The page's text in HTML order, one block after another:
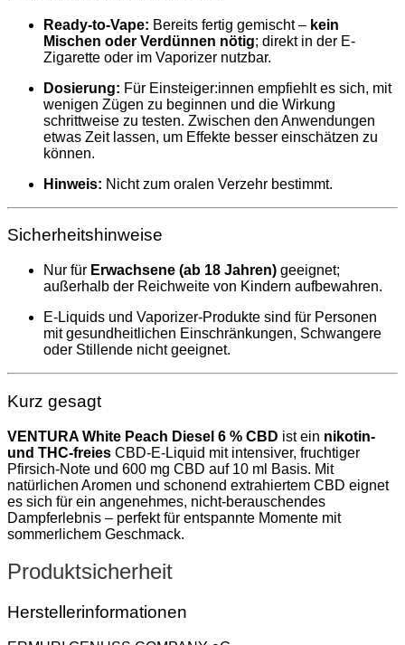
Ready-to-Vape: Bereits fertig gemischt – kein
Mischen oder Verdünnen nötig; direkt in der E-
Zigarette oder im Vaporizer nutzbar.
Dosierung: Für Einsteiger:innen empfiehlt es sich, mit
wenigen Zügen zu beginnen und die Wirkung
schrittweise zu testen. Zwischen den Anwendungen
etwas Zeit lassen, um Effekte besser einschätzen zu
können.
Hinweis: Nicht zum oralen Verzehr bestimmt.
Sicherheitshinweise
Nur für Erwachsene (ab 18 Jahren) geeignet;
außerhalb der Reichweite von Kindern aufbewahren.
E-Liquids und Vaporizer-Produkte sind für Personen
mit gesundheitlichen Einschränkungen, Schwangere
oder Stillende nicht geeignet.
Kurz gesagt
VENTURA White Peach Diesel 6 % CBD ist ein nikotin-
und THC-freies CBD-E-Liquid mit intensiver, fruchtiger
Pfirsich-Note und 600 mg CBD auf 10 ml Basis. Mit
natürlichen Aromen und schonend extrahiertem CBD eignet
es sich für ein angenehmes, nicht-berauschendes
Dampferlebnis – perfekt für entspannte Momente mit
sommerlichem Geschmack.
Produktsicherheit
Herstellerinformationen